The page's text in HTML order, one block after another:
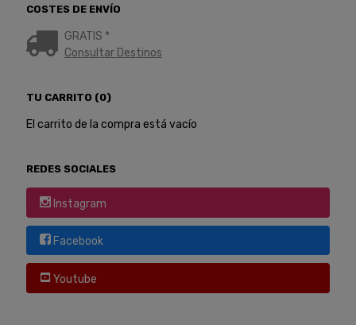
COSTES DE ENVÍO
GRATIS *
Consultar Destinos
TU CARRITO (0)
El carrito de la compra está vacío
REDES SOCIALES
Instagram
Facebook
Youtube